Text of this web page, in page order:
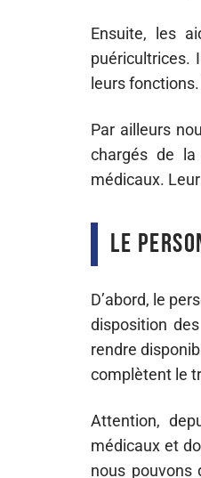
Ensuite, les
puéricultrices.
leurs
Par ailleurs
chargés de la
médicaux.
Le
D’abord, le
disposition
rendre
complètent le
Attention,
médicaux et
nous pouvons